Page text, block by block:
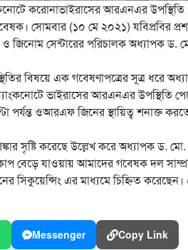
করোনাভাইরাসের আরএনএর উপস্থিতি
সোমবার (১০ মে ২০২১) যবিপ্রবির
ও জিনোম সেন্টারের পরিচালক অধ্যাপক
বিষয়ে এক গবেষণাপত্রের সূত্র ধরে
ভাইরাসের আরএনএর উপস্থিতি
পর্যন্ত ওআরএফ জিনের স্থায়িত্ব শনাক্ত
সৃষ্টি করেছে উল্লেখ করে অধ্যাপক ড.
বেড়ে যাওয়ায় আমাদের গবেষক দল
সিকুয়েন্সিং এর মাধ্যমে চিহ্নিত করেছেন।
Messenger Copy Link